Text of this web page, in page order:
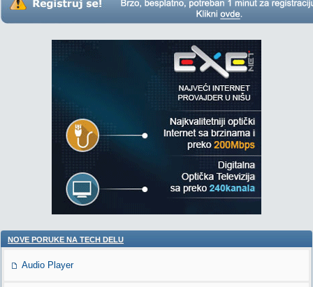
NOVE PORUKE NA TECH DELU
Audio Player